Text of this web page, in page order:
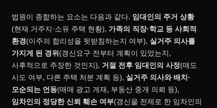
법원이 종합하는 요소는 다음과 같다. 임대인의 주거 상황
(현재 거주지·소유 주택 현황), 가족의 직장·학교 등 사회적
환경(이주의 합리성을 뒷받침하는지 여부), 실거주 의사를
가지게 된 경위(갱신요구 전부터 계획이 있었는지,
사후적으로 주장한 것인지), 거절 전후 임대인의 사정(매도
시도 여부, 다른 주택 처분 계획 등), 실거주 의사와 배치·
모순되는 언동(매매 광고 게재, 부동산 중개 의뢰 등),
임차인의 정당한 신뢰 훼손 여부(갱신을 전제로 한 임차인의